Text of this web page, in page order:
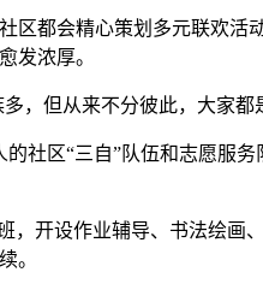
都会精心策划多元联欢活
发浓厚。
，但从来不分彼此，大家都
区“三自”队伍和志愿服务
开设作业辅导、书法绘画
。